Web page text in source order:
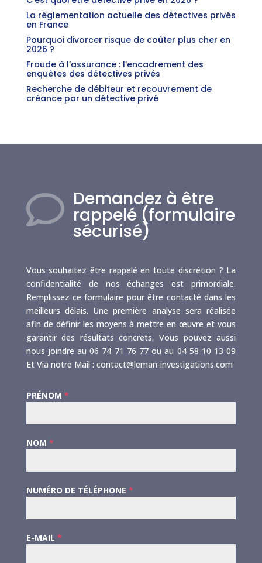
La réglementation actuelle des détectives privés
en France
Pourquoi divorcer risque de coûter plus cher en
2026 ?
Fraude à l’assurance : l’encadrement des
enquêtes des détectives privés
Recherche de débiteur et recouvrement de
créance par un détective privé
 Demandez à être
rappelé (formulaire
sécurisé)
Vous souhaitez être rappelé en toute discrétion ? La
confidentialité de nos échanges est primordiale.
Remplissez ce formulaire pour être contacté dans les
meilleurs délais. Une première analyse sera réalisée
afin de définir les moyens à mettre en œuvre et vous
garantir des résultats concrets. Vous pouvez aussi
nous joindre au 06 74 71 76 77 ou au 04 58 10 13 09
Et Via notre Mail : contact@leman-investigations.com
PRÉNOM *
NOM *
NUMÉRO DE TÉLÉPHONE *
E-MAIL *